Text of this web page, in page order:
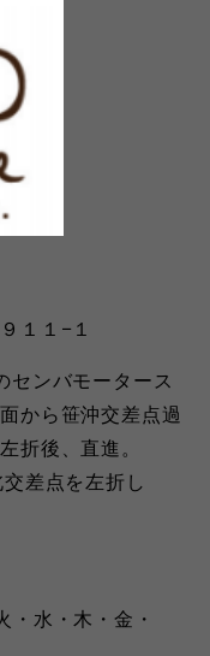
１１−１
センバモータース
から笹沖交差点過
折後、直進。
差点を左折し
水・木・金・